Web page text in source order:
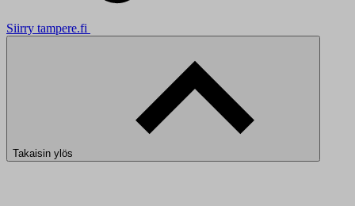
Siirry tampere.fi
Takaisin ylös